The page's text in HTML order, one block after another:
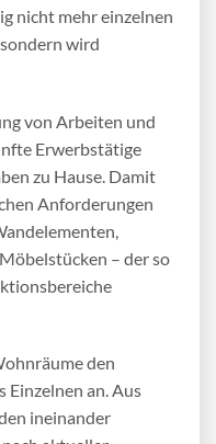
nicht mehr einzelnen
wird
von Arbeiten und
Erwerbstätige
zu Hause. Damit
Anforderungen
– der so
den
Einzelnen an. Aus
ineinander